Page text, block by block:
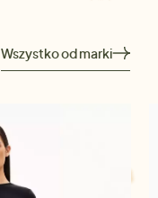
Wszystko od marki